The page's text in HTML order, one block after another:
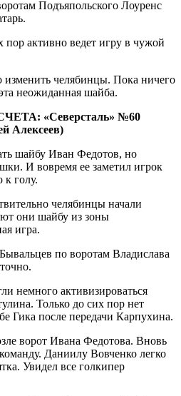
Подъяпольского Лоуренс
активно ведет игру в чужой
челябинцы. Пока ничего
неожиданная шайба.
«Северсталь» №60
Алексеев)
шайбу Иван Федотов, но
И вовремя ее заметил игрок
к голу.
челябинцы начали
они шайбу из зоны
игра.
по воротам Владислава
немного активизироваться
Только до сих пор нет
Гика после передачи Карпухина.
ворот Ивана Федотова. Вновь
Даниилу Вовченко легко
Увидел все голкипер